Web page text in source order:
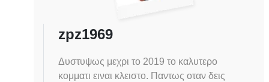
zpz1969
Δυστυψως μεχρι το 2019 το καλυτερο
κομματι ειναι κλειστο. Παντως οταν δεις